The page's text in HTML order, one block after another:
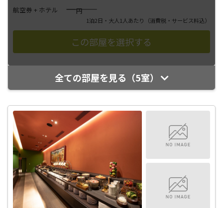
航空券 + ホテル ――――円
1泊2日・大人1人あたり （消費税・サービス料込）
全ての部屋を見る（5室）